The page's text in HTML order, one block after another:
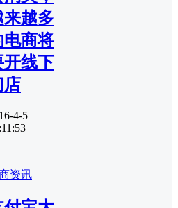
来越多
电商将
开线下
店
4-5
资讯